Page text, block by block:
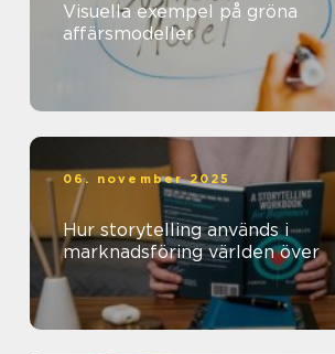
Visuella exempel på gröna
affärsmodeller
06. november 2025
Hur storytelling används i
marknadsföring världen över